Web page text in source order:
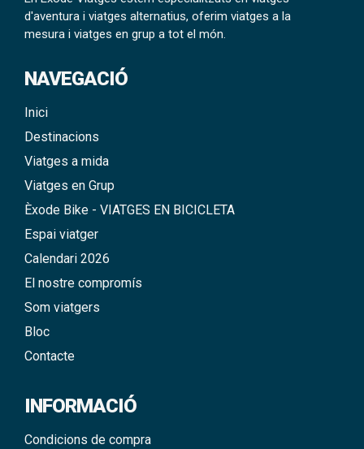
d'aventura i viatges alternatius, oferim viatges a la
mesura i viatges en grup a tot el món.
NAVEGACIÓ
Inici
Destinacions
Viatges a mida
Viatges en Grup
Èxode Bike - VIATGES EN BICICLETA
Espai viatger
Calendari 2026
El nostre compromís
Som viatgers
Bloc
Contacte
INFORMACIÓ
Condicions de compra